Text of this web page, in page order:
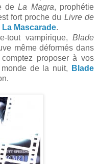
deLa Magra, prophétie
fort proche du Livre de
La Mascarade.
tout vampirique, Blade
même déformés dans
proposer à vos
de la nuit,
Blade